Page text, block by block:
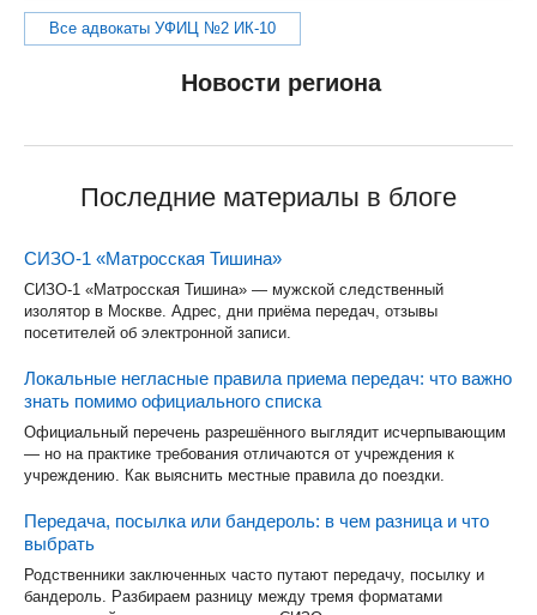
Все адвокаты УФИЦ №2 ИК-10
Новости региона
Последние материалы в блоге
СИЗО-1 «Матросская Тишина»
СИЗО-1 «Матросская Тишина» — мужской следственный
изолятор в Москве. Адрес, дни приёма передач, отзывы
посетителей об электронной записи.
Локальные негласные правила приема передач: что важно
знать помимо официального списка
Официальный перечень разрешённого выглядит исчерпывающим
— но на практике требования отличаются от учреждения к
учреждению. Как выяснить местные правила до поездки.
Передача, посылка или бандероль: в чем разница и что
выбрать
Родственники заключенных часто путают передачу, посылку и
бандероль. Разбираем разницу между тремя форматами